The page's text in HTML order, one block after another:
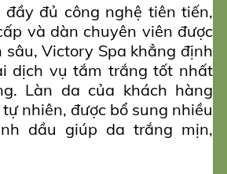
đủ công nghệ tiên tiến,
và dàn chuyên viên được
sâu, Victory Spa khẳng định
dịch vụ tắm trắng tốt nhất
Làn da của khách hàng
nhiên, được bổ sung nhiều
dầu giúp da trắng mịn,